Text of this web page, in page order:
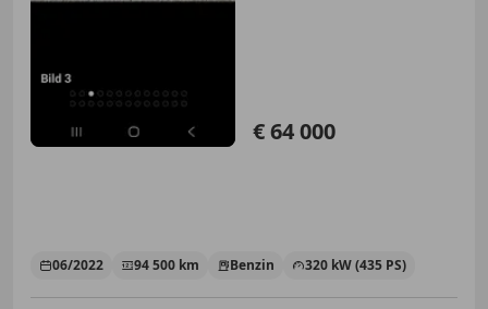
€ 64 000
06/2022 94 500 km Benzin 320 kW (435 PS)